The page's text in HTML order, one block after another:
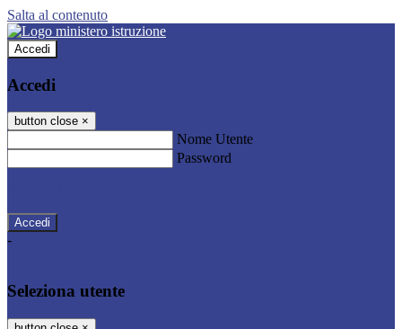
Salta al contenuto
Accedi
Accedi
button close ×
Nome Utente
Password
-
Seleziona utente